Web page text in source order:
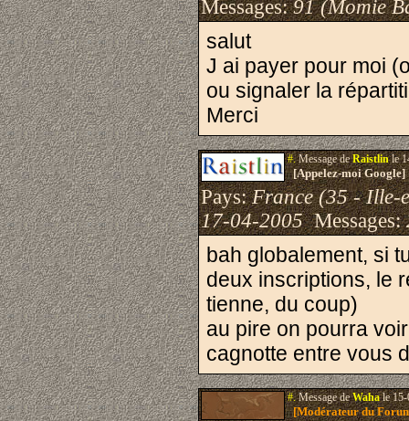
Messages:91 (Momie
salut
J ai payer pour moi
ou signaler la
Merci
#.Message deRaistlinle
[Appelez-moi
Pays:France (35 - Ille-
17-04-2005Messages:
bah globalement, si
deux inscriptions, le
tienne, du coup)
au pire on pourra
cagnotte entre vous
#.Message deWahale 15-
[Modérateur du